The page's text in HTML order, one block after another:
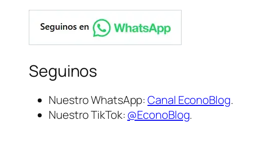
Seguinos
Nuestro WhatsApp:Canal EconoBlog.
Nuestro TikTok: @EconoBlog.